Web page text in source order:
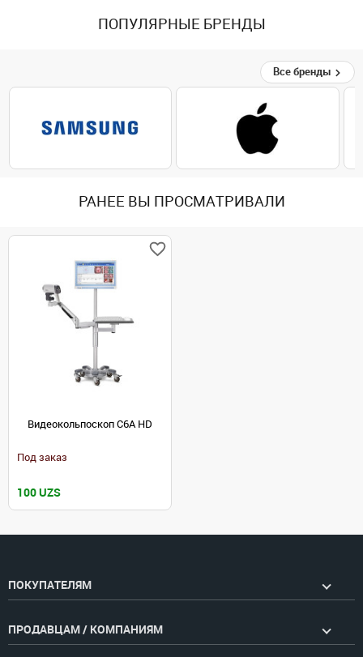
ПОПУЛЯРНЫЕ БРЕНДЫ
Все бренды
РАНЕЕ ВЫ ПРОСМАТРИВАЛИ
Видеокольпоскоп C6A HD
Под заказ
100 UZS
ПОКУПАТЕЛЯМ
ПРОДАВЦАМ / КОМПАНИЯМ